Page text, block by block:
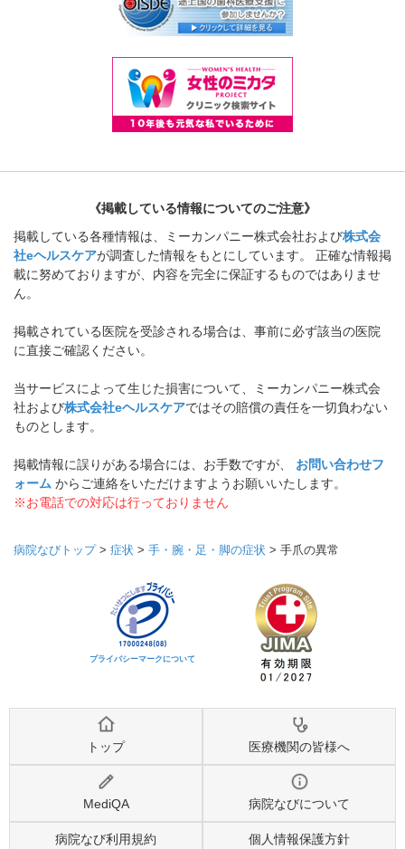
《掲載している情報についてのご注意》
掲載している各種情報は、ミーカンパニー株式会社および株式会
社eヘルスケアが調査した情報をもとにしています。 正確な情報掲
載に努めておりますが、内容を完全に保証するものではありませ
ん。
掲載されている医院を受診される場合は、事前に必ず該当の医院
に直接ご確認ください。
当サービスによって生じた損害について、ミーカンパニー株式会
社および株式会社eヘルスケアではその賠償の責任を一切負わない
ものとします。
掲載情報に誤りがある場合には、お手数ですが、 お問い合わせフ
ォーム からご連絡をいただけますようお願いいたします。
※お電話での対応は行っておりません
病院なびトップ> 症状 > 手・腕・足・脚の症状 > 手爪の異常
プライバシーマークについて
トップ 医療機関の皆様へ
MediQA 病院なびについて
病院なび利用規約 個人情報保護方針